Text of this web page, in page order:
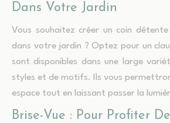
Dans Votre Jardin
Vous souhaitez créer un coin
dans votre jardin ? Optez pour un
sont disponibles dans une large
styles et de motifs. Ils vous
espace tout en laissant passer la
Brise-Vue : Pour Profiter